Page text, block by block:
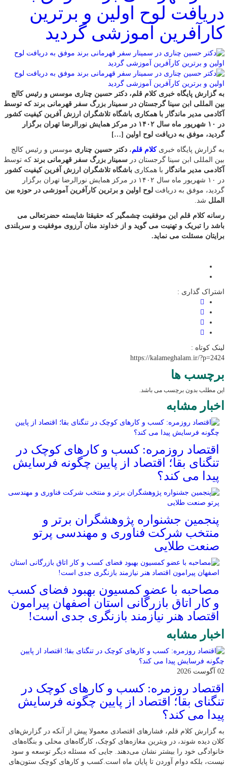
دریافت لوح اولین و برترین
کارآفرین آموزشی گردید
به گزارش پایگاه خبری کلام قلم، دکتر حسین چناری موسس و رئیس کالج
بین المللی ابن سینا گرجستان در سمینار بزرگ سفر قهرمانی برند که توسط
آکادمی مدیر ماندگار با همکاری باشگاه تلاشگران ارزش آفرین کیفیت کشور
در ۱۰ شهریور ماه سال ۱۴۰۲ در مرکز همایش نورالرضا تهران برگزار
گردید، موفق به دریافت لوح اولین […]
به گزارش پایگاه خبریکلام قلم، دکتر حسین چناری موسس و رئیس کالج
بین المللی ابن سینا گرجستان در سمینار بزرگ سفر قهرمانی برند که توسط
آکادمی مدیر ماندگار با همکاری باشگاه تلاشگران ارزش آفرین کیفیت کشور
در ۱۰ شهریور ماه سال ۱۴۰۲ در مرکز همایش نورالرضا تهران برگزار
گردید، موفق به دریافت لوح اولین و برترین کارآفرین آموزشی در حوزه بین
الملل شد.
رسانه کلام قلم این موفقیت چشمگیر که حقیقتا شایسته حضرتعالی می
باشد را تبریک و تهنیت می گوید و از خداوند منان آرزوی موفقیت و سربلندی
برایتان مسئلت می نماید.
اشتراک گذاری :
لینک کوتاه :
https://kalameghalam.ir/?p=2424
برچسب ها
این مطلب بدون برچسب می باشد.
اخبار مشابه
اقتصاد روزمره: کسب‌ و کارهای کوچک در
تنگنای بقا؛ اقتصاد از پایین چگونه فرسایش
پیدا می کند؟
پنجمین جشنواره پژوهشگران برتر و
منتخب شرکت فناوری و مهندسی پرتو
صنعت طلایی
مصاحبه با عضو کمسیون بهبود فضای کسب
و کار اتاق بازرگانی استان اصفهان پیرامون
اقتصاد هنر نیازمند بازنگری جدی است!
اخبار مشابه
02 آگوست 2026
اقتصاد روزمره: کسب‌ و کارهای کوچک در
تنگنای بقا؛ اقتصاد از پایین چگونه فرسایش
پیدا می کند؟
به گزارش کلام قلم، فشارهای اقتصادی معمولا پیش از آنکه در گزارش‌های
کلان دیده شوند، در ویترین مغازه‌های کوچک، کارگاه‌های محلی و بنگاه‌های
خانوادگی خود را بیشتر نشان می‌دهند. جایی که مسئله دیگر توسعه و سود
نیست، بلکه دوام آوردن تا پایان ماه است.کسب‌ و کارهای کوچک ستون‌های